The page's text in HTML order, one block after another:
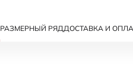
РАЗМЕРНЫЙ РЯДДОСТАВКА И